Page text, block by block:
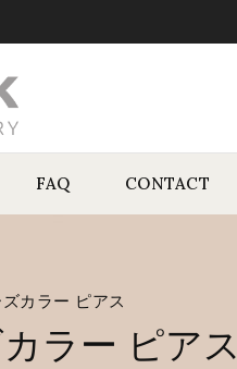
FAQ CONTACT
カラー ピアス
ラー ピアス